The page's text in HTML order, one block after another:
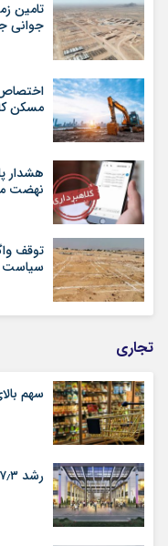
جوانی
مسکن
هشدار
نهضت
سیاست
تجاری
سهم
رشد ۷٫۳ درصدی قیمت‌ املاک تجاری در ترکیه